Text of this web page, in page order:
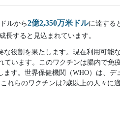
ルから2億2,350万米ドルに達する
長すると見込まれています。
役割を果たします。現在利用可能
います。このワクチンは腸内で免
す。世界保健機関（WHO）は、デ
れらのワクチンは2歳以上の人々に